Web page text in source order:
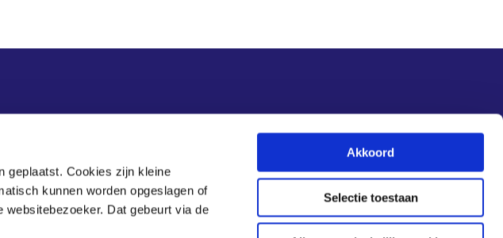
geplaatst. Cookies zijn kleine
kunnen worden opgeslagen of
Dat gebeurt via de
Akkoord
Selectie toestaan
Nieuwsupdate
Inschrijven